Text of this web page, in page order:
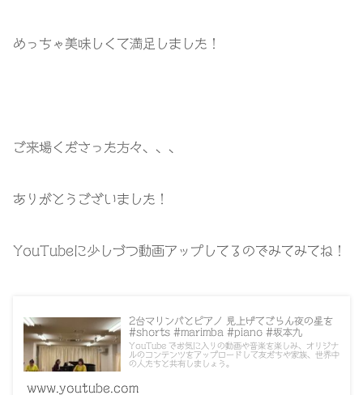
めっちゃ美味しくて満足しました！
ご来場くださった方々、、、
ありがとうございました！
YouTubeに少しづつ動画アップしてるのでみてみてね！
2台マリンバとピアノ 見上げてごらん夜の星を
#shorts #marimba #piano #坂本九
YouTube でお気に入りの動画や音楽を楽しみ、オリジナ
ルのコンテンツをアップロードして友だちや家族、世界中
の人たちと共有しましょう。
www.youtube.com